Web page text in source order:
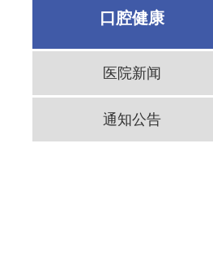
口腔健康
医院新闻
通知公告